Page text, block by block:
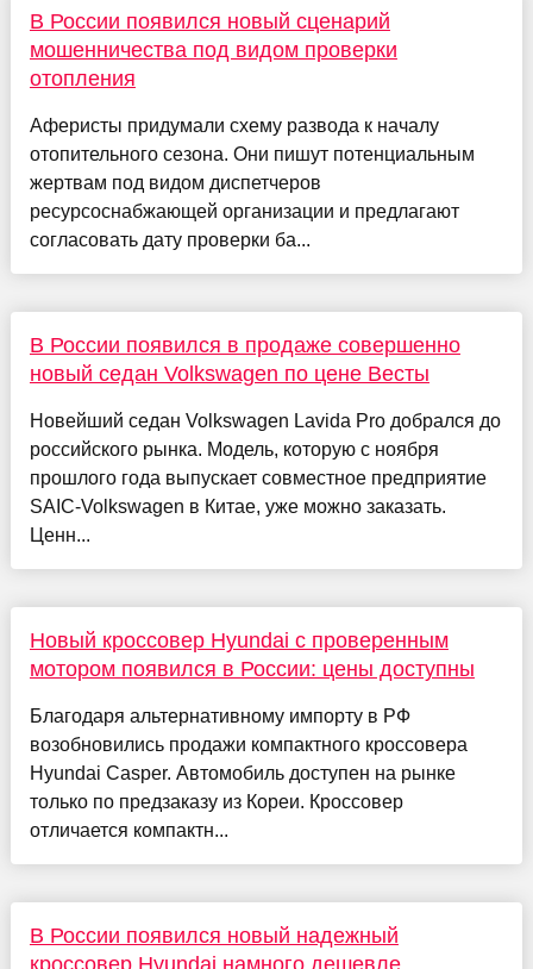
В России появился новый сценарий
мошенничества под видом проверки
отопления
Аферисты придумали схему развода к началу
отопительного сезона. Они пишут потенциальным
жертвам под видом диспетчеров
ресурсоснабжающей организации и предлагают
согласовать дату проверки ба...
В России появился в продаже совершенно
новый седан Volkswagen по цене Весты
Новейший седан Volkswagen Lavida Pro добрался до
российского рынка. Модель, которую с ноября
прошлого года выпускает совместное предприятие
SAIC-Volkswagen в Китае, уже можно заказать.
Ценн...
Новый кроссовер Hyundai с проверенным
мотором появился в России: цены доступны
Благодаря альтернативному импорту в РФ
возобновились продажи компактного кроссовера
Hyundai Casper. Автомобиль доступен на рынке
только по предзаказу из Кореи. Кроссовер
отличается компактн...
В России появился новый надежный